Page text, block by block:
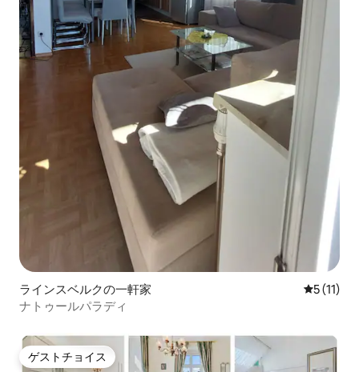
ラインスベルクの一軒家 レビュー
5 (11)
ナトゥールパラディ
ゲストチョイス
ゲストチョイス